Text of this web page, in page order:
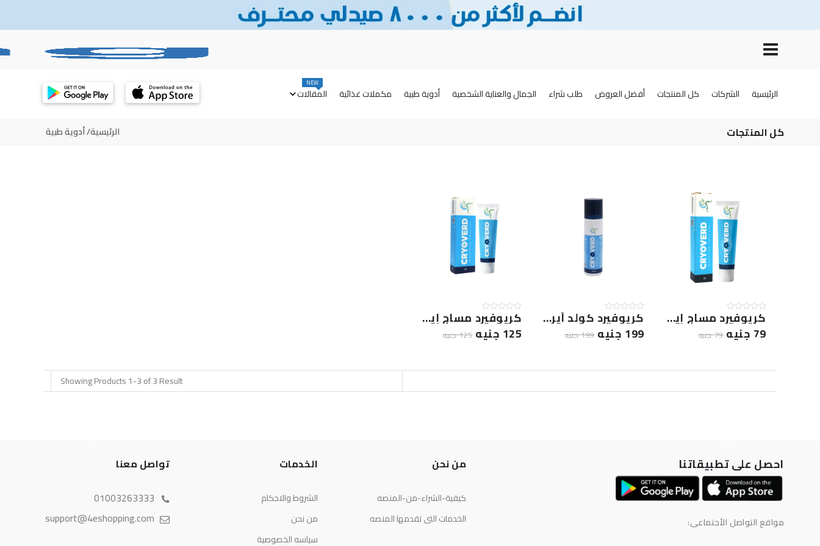
الرئيسية الشركات كل المنتجات أفضل العروض طلب شراء الجمال والعناية الشخصية أدوية طبية مكملات غذائية المقالات
NEW
كل المنتجات الرئيسية/أدوية طبية
كريوفيرد مساج إيملجيل 50جم
79 جنيه 79 جنيه
كريوفيرد كولد أيروسول 150مل
199 جنيه 199 جنيه
كريوفيرد مساج إيملجيل 100جم
125 جنيه 125 جنيه
Showing Products 1-3 of 3 Result
احصل على تطبيقاتنا
مواقع التواصل الأجتماعى:
من نحن
كيفية-الشراء-من-المنصه
الخدمات التى تقدمها المنصه
الخدمات
الشروط والاحكام
من نحن
سياسه الخصوصية
تواصل معنا
01003263333
support@4eshopping.com